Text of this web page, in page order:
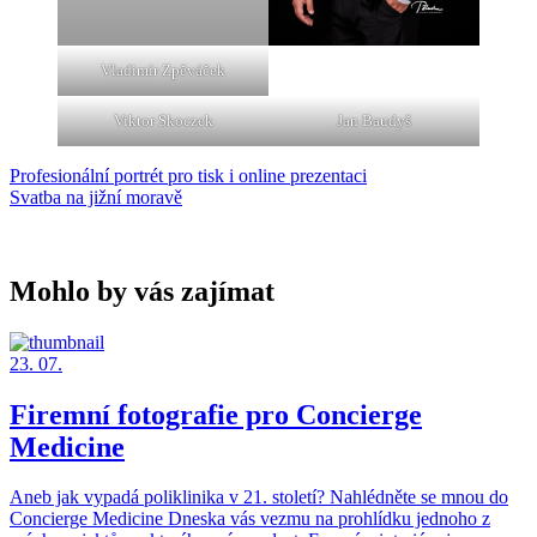
Vladimír Zpěváček
Viktor Skoczek Jan Baudyš
Profesionální portrét pro tisk i online prezentaci
Svatba na jižní moravě
Mohlo by vás zajímat
23. 07.
Firemní fotografie pro Concierge
Medicine
Aneb jak vypadá poliklinika v 21. století? Nahlédněte se mnou do
Concierge Medicine Dneska vás vezmu na prohlídku jednoho z